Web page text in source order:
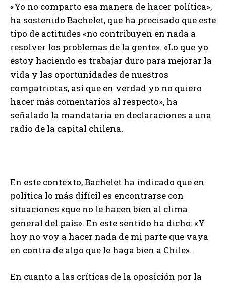
«Yo no comparto esa manera de hacer política»,
ha sostenido Bachelet, que ha precisado que este
tipo de actitudes «no contribuyen en nada a
resolver los problemas de la gente». «Lo que yo
estoy haciendo es trabajar duro para mejorar la
vida y las oportunidades de nuestros
compatriotas, así que en verdad yo no quiero
hacer más comentarios al respecto», ha
señalado la mandataria en declaraciones a una
radio de la capital chilena.
En este contexto, Bachelet ha indicado que en
política lo más difícil es encontrarse con
situaciones «que no le hacen bien al clima
general del país». En este sentido ha dicho: «Y
hoy no voy a hacer nada de mi parte que vaya
en contra de algo que le haga bien a Chile».
En cuanto a las críticas de la oposición por la